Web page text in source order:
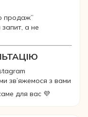
продаж”
а не
зв’яжемося з вами
для вас 💜